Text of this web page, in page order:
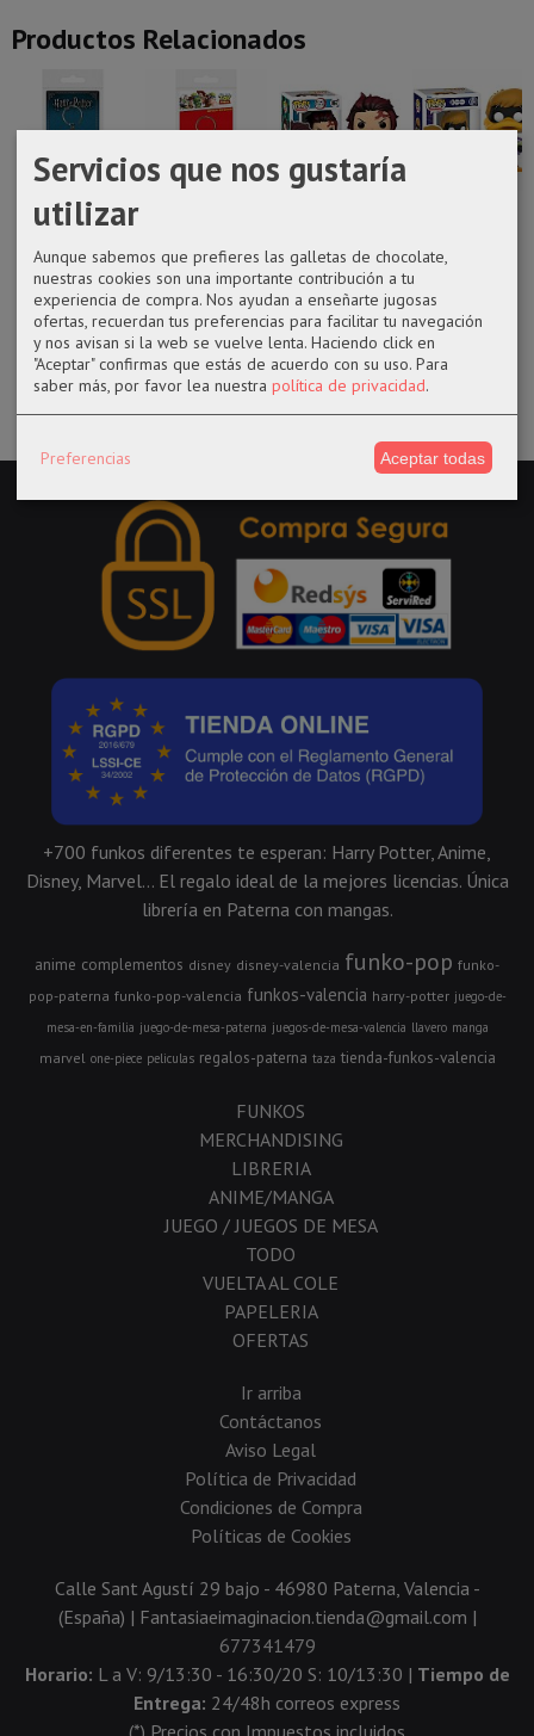
Productos Relacionados
Harry Potter
Llavero
caucho...
3,25 €
Lightyear
3,25 €
Kamado de...
17,99 €
Duck de
14,50 €
+700 funkos diferentes te esperan: Harry Potter, Anime,
Disney, Marvel... El regalo ideal de la mejores licencias. Única
librería en Paterna con mangas.
anime complementos disney disney-valencia funko-pop funko-
pop-paterna funko-pop-valencia funkos-valencia harry-potter juego-de-
mesa-en-familia juego-de-mesa-paterna juegos-de-mesa-valencia llavero manga
marvel one-piece peliculas regalos-paterna taza tienda-funkos-valencia
FUNKOS
MERCHANDISING
LIBRERIA
ANIME/MANGA
JUEGO / JUEGOS DE MESA
TODO
VUELTA AL COLE
PAPELERIA
OFERTAS
Ir arriba
Contáctanos
Aviso Legal
Política de Privacidad
Condiciones de Compra
Políticas de Cookies
Calle Sant Agustí 29 bajo - 46980 Paterna, Valencia -
(España) | Fantasiaeimaginacion.tienda@gmail.com |
677341479
Horario: L a V: 9/13:30 - 16:30/20 S: 10/13:30 | Tiempo de
Entrega: 24/48h correos express
Servicios que nos gustaría
utilizar
Aunque sabemos que prefieres las galletas de chocolate,
nuestras cookies son una importante contribución a tu
experiencia de compra. Nos ayudan a enseñarte jugosas
ofertas, recuerdan tus preferencias para facilitar tu navegación
y nos avisan si la web se vuelve lenta. Haciendo click en
"Aceptar" confirmas que estás de acuerdo con su uso. Para
saber más, por favor lea nuestra política de privacidad.
Preferencias Aceptar todas